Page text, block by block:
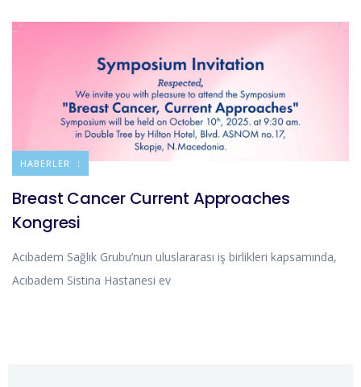
DUYURULAR
HABERLER
Breast Cancer Current Approaches
Kongresi
Acıbadem Sağlık Grubu’nun uluslararası iş birlikleri kapsamında,
Acıbadem Sistina Hastanesi ev